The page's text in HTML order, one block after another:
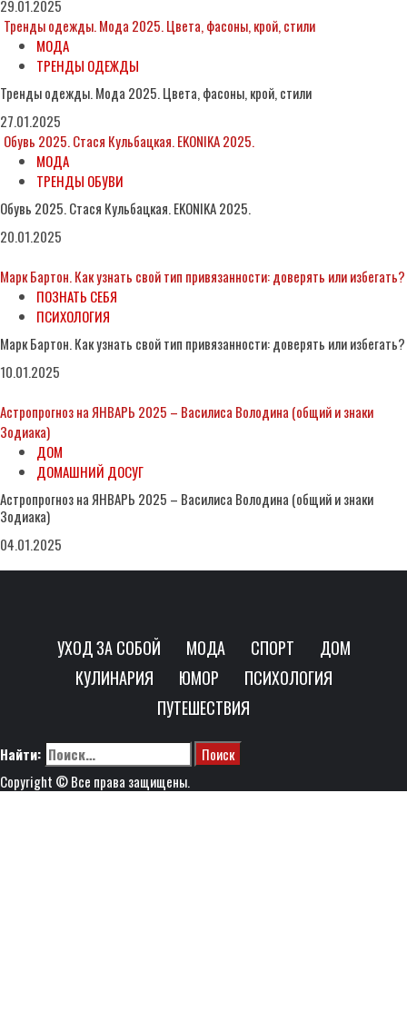
29.01.2025
Тренды одежды. Мода 2025. Цвета, фасоны, крой, стили
МОДА
ТРЕНДЫ ОДЕЖДЫ
Тренды одежды. Мода 2025. Цвета, фасоны, крой, стили
27.01.2025
Обувь 2025. Стася Кульбацкая. EKONIKA 2025.
МОДА
ТРЕНДЫ ОБУВИ
Обувь 2025. Стася Кульбацкая. EKONIKA 2025.
20.01.2025
Марк Бартон. Как узнать свой тип привязанности: доверять или избегать?
ПОЗНАТЬ СЕБЯ
ПСИХОЛОГИЯ
Марк Бартон. Как узнать свой тип привязанности: доверять или избегать?
10.01.2025
Астропрогноз на ЯНВАРЬ 2025 – Василиса Володина (общий и знаки
Зодиака)
ДОМ
ДОМАШНИЙ ДОСУГ
Астропрогноз на ЯНВАРЬ 2025 – Василиса Володина (общий и знаки
Зодиака)
04.01.2025
УХОД ЗА СОБОЙ МОДА СПОРТ
ДОМ
КУЛИНАРИЯ
ЮМОР
ПСИХОЛОГИЯ
ПУТЕШЕСТВИЯ
Найти:
Copyright © Все права защищены.